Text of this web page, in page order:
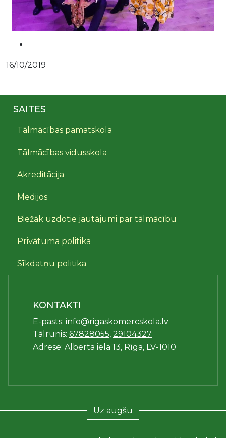
16/10/2019
SAITES
Tālmācības pamatskola
Tālmācības vidusskola
Akreditācija
Medijos
Biežāk uzdotie jautājumi par tālmācību
Privātuma politika
Sīkdatņu politika
KONTAKTI
E-pasts: info@rigaskomercskola.lv
Tālrunis: 67828055, 29104327
Adrese: Alberta iela 13, Rīga, LV-1010
Uz augšu